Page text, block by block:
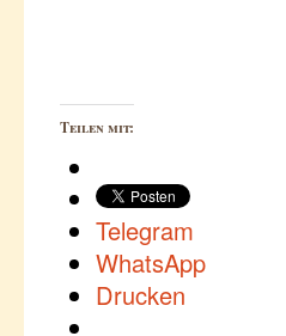
Teilen mit:
Telegram
WhatsApp
Drucken